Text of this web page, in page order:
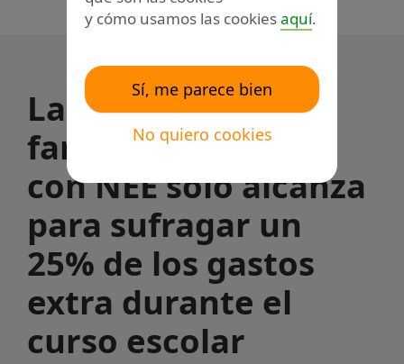
La ayuda pública a
familias con hijos
con NEE solo alcanza
para sufragar un
25% de los gastos
extra durante el
curso escolar
y cómo usamos las cookiesaquí.
Sí, me parece bien
No quiero cookies